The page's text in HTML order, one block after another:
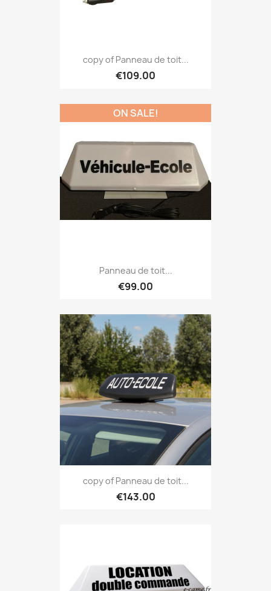
copy of Panneau de toit...
€109.00
Panneau de toit...
€99.00
ON SALE!
copy of Panneau de toit...
€143.00